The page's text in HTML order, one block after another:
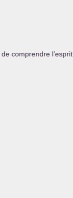
comprendre l’esprit.